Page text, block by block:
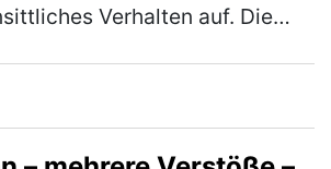
Verhalten auf. Die